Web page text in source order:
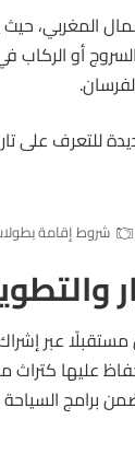
المغربي،
أو
للتعرف على
شروط إقامة
مستقبلًا عبر
عليها كتراث
السياحة